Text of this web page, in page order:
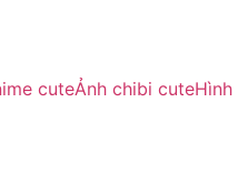
cuteẢnh chibi cuteHình